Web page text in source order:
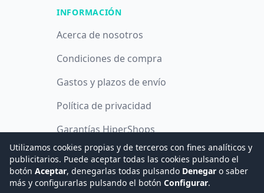
INFORMACIÓN
Acerca de nosotros
Condiciones de compra
Gastos y plazos de envío
Política de privacidad
Garantías HiperShops
Política de cookies
Utilizamos cookies propias y de terceros con fines analíticos y
publicitarios. Puede aceptar todas las cookies pulsando el
botón Aceptar, denegarlas todas pulsando Denegar o saber
más y configurarlas pulsando el botón Configurar.